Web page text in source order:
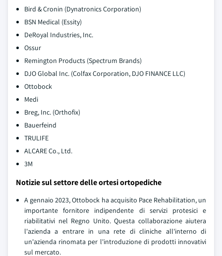
Bird & Cronin (Dynatronics Corporation)
BSN Medical (Essity)
DeRoyal Industries, Inc.
Ossur
Remington Products (Spectrum Brands)
DJO Global Inc. (Colfax Corporation, DJO FINANCE LLC)
Ottobock
Medi
Breg, Inc. (Orthofix)
Bauerfeind
TRULIFE
ALCARE Co., Ltd.
3M
Notizie sul settore delle ortesi ortopediche
A gennaio 2023, Ottobock ha acquisito Pace Rehabilitation, un
importante fornitore indipendente di servizi protesici e
riabilitativi nel Regno Unito. Questa collaborazione aiutera
l'azienda a entrare in una rete di cliniche all'interno di
un'azienda rinomata per l'introduzione di prodotti innovativi
sul mercato.